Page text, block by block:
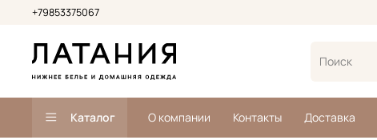
+79853375067
Каталог О компании Контакты Доставка